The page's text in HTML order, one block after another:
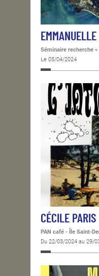
Séminaire recherche
Le 05/04/2024
CÉCILE PARIS
PAN café - Île Saint-
Du 22/03/2024 au 29/